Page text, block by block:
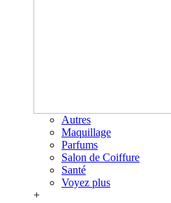
Autres
Maquillage
Parfums
Salon de Coiffure
Santé
Voyez plus
+